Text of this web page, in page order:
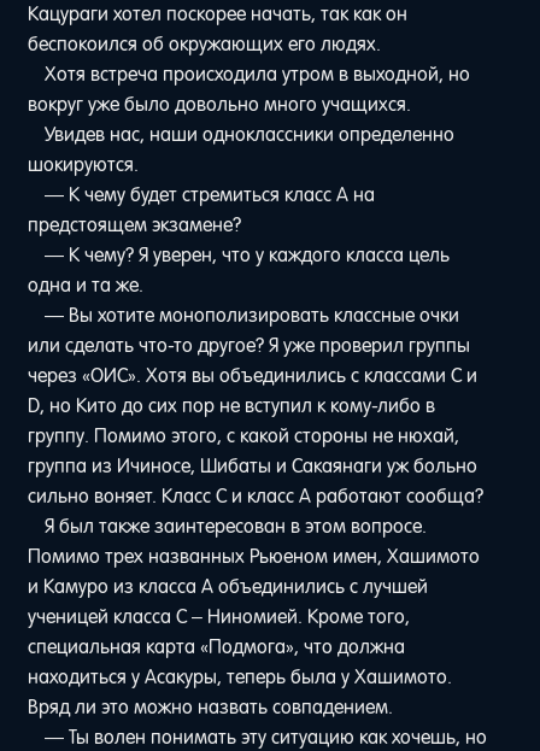
Кацураги хотел поскорее начать, так как он
беспокоился об окружающих его людях.
Хотя встреча происходила утром в выходной, но
вокруг уже было довольно много учащихся.
Увидев нас, наши одноклассники определенно
шокируются.
— К чему будет стремиться класс A на
предстоящем экзамене?
— К чему? Я уверен, что у каждого класса цель
одна и та же.
— Вы хотите монополизировать классные очки
или сделать что-то другое? Я уже проверил группы
через «ОИС». Хотя вы объединились с классами C и
D, но Кито до сих пор не вступил к кому-либо в
группу. Помимо этого, с какой стороны не нюхай,
группа из Ичиносе, Шибаты и Сакаянаги уж больно
сильно воняет. Класс C и класс A работают сообща?
Я был также заинтересован в этом вопросе.
Помимо трех названных Рьюеном имен, Хашимото
и Камуро из класса A объединились с лучшей
ученицей класса C – Ниномией. Кроме того,
специальная карта «Подмога», что должна
находиться у Асакуры, теперь была у Хашимото.
Вряд ли это можно назвать совпадением.
— Ты волен понимать эту ситуацию как хочешь, но